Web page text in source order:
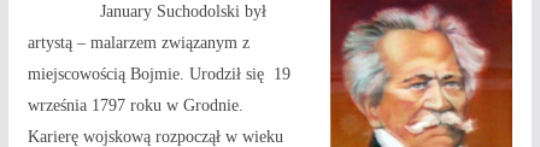
January Suchodolski był
artystą – malarzem związanym z
miejscowością Bojmie. Urodził się 19
września 1797 roku w Grodnie.
Karierę wojskową rozpoczął w wieku